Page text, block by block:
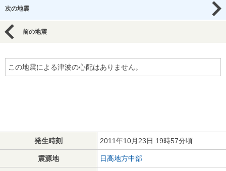
次の地震
前の地震
この地震による津波の心配はありません。
発生時刻 2011年10月23日 19時57分頃
震源地 日高地方中部